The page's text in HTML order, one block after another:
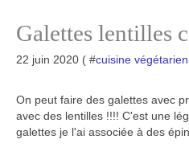
Galettes lentilles
22 juin 2020 ( #cuisine
On peut faire des galettes avec
avec des lentilles !!!! C'est une
galettes je l'ai associée à des